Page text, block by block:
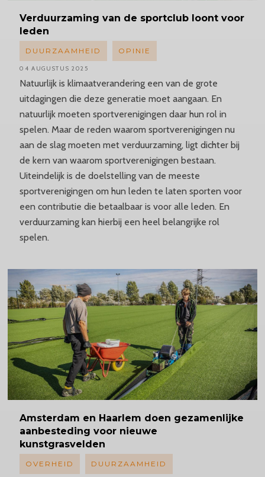
Verduurzaming van de sportclub loont voor
leden
Natuurlijk is klimaatverandering een van de grote
uitdagingen die deze generatie moet aangaan. En
natuurlijk moeten sportverenigingen daar hun rol in
spelen. Maar de reden waarom sportverenigingen nu
aan de slag moeten met verduurzaming, ligt dichter bij
de kern van waarom sportverenigingen bestaan.
Uiteindelijk is de doelstelling van de meeste
sportverenigingen om hun leden te laten sporten voor
een contributie die betaalbaar is voor alle leden. En
verduurzaming kan hierbij een heel belangrijke rol
spelen.
DUURZAAMHEID OPINIE
04 AUGUSTUS 2025
Amsterdam en Haarlem doen gezamenlijke
aanbesteding voor nieuwe
kunstgrasvelden
OVERHEID DUURZAAMHEID